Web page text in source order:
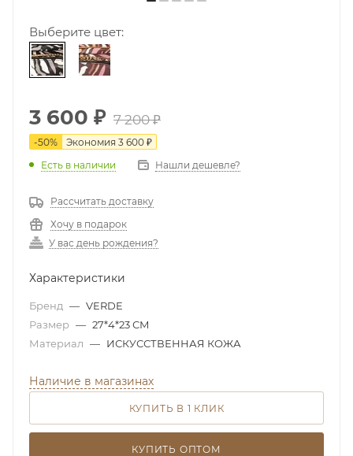
Выберите цвет:
3 600 ₽ 7 200₽
-50% Экономия 3 600 ₽
Есть в наличии
Нашли дешевле?
Рассчитать доставку
Хочу в подарок
У вас день рождения?
Характеристики
Бренд — VERDE
Размер — 27*4*23 СМ
Материал — ИСКУССТВЕННАЯ КОЖА
Наличие в магазинах
КУПИТЬ В 1 КЛИК
КУПИТЬ ОПТОМ